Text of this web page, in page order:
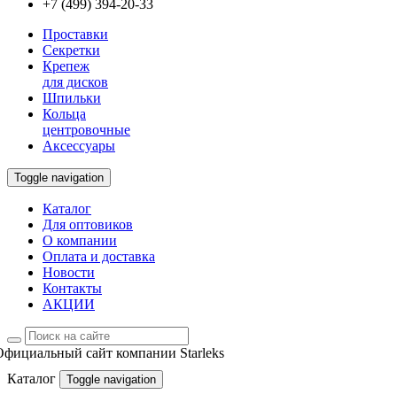
+7 (499) 394-20-33
Проставки
Секретки
Крепеж
для дисков
Шпильки
Кольца
центровочные
Аксессуары
Toggle navigation
Каталог
Для оптовиков
О компании
Оплата и доставка
Новости
Контакты
АКЦИИ
сайт компании Starleks
Каталог
Toggle navigation